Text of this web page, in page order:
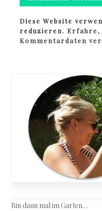
Diese Website
reduzieren.Erfahre,
Kommentardaten
Bin dann mal im Garten…